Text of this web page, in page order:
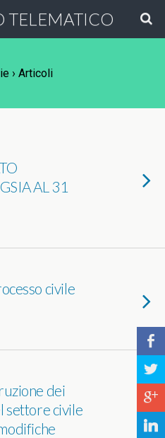
TELEMATICO
› Articoli
AL 31
civile
dei
settore civile
b
a
c
j